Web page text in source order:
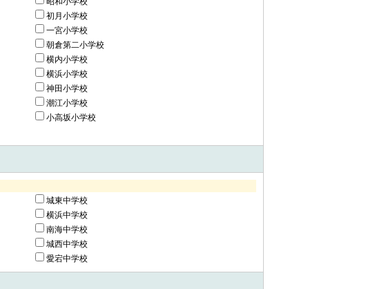
初月小学校
一宮小学校
朝倉第二小学校
横内小学校
横浜小学校
神田小学校
潮江小学校
小高坂小学校
城東中学校
横浜中学校
南海中学校
城西中学校
愛宕中学校